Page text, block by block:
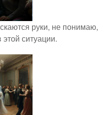
руки, не понимаю,
ситуации.